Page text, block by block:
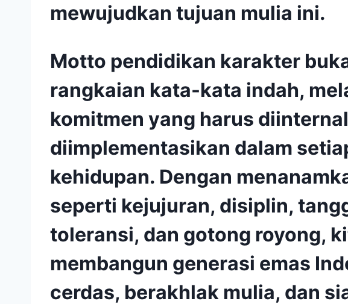
mewujudkan tujuan mulia ini.
Motto pendidikan karakter
rangkaian kata-kata indah,
komitmen yang harus
diimplementasikan dalam
kehidupan. Dengan
seperti kejujuran, disiplin,
toleransi, dan gotong royong,
membangun generasi emas
cerdas, berakhlak mulia, dan